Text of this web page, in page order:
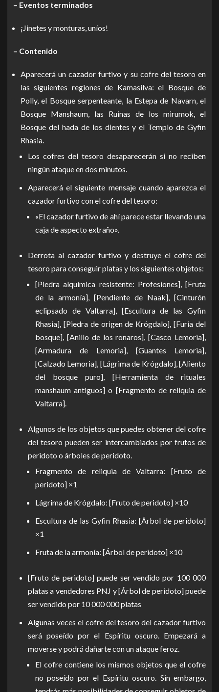
– Eventos terminados
¡Jinetes y monturas, uníos!
– Contenido
Aparecerá un cazador furtivo y su cofre del tesoro en
las siguientes regiones de Kamasilva: el Bosque de
Polly, el Bosque serpenteante, la Estepa de Navarn, el
Bosque Manshaum, las Ruinas de los mirumok, el
Bosque del hada de los dientes y el Templo de Gyfin
Rhasia.
Los cofres del tesoro desaparecerán si no reciben
ningún ataque en dos minutos.
Aparecerá el siguiente mensaje cuando aparezca el
cazador furtivo con el cofre del tesoro:
«El cazador furtivo de ahí parece estar llevando una
caja de aspecto extraño».
Derrota al cazador furtivo y destruye el cofre del
tesoro para conseguir platas y los siguientes objetos:
[Piedra alquímica resistente: Profesiones], [Fruta
de la armonía], [Pendiente de Naak], [Cinturón
eclipsado de Valtarra], [Escultura de las Gyfin
Rhasia], [Piedra de origen de Krógdalo], [Furia del
bosque], [Anillo de los ronaros], [Casco Lemoria],
[Armadura de Lemoria], [Guantes Lemoria],
[Calzado Lemoria], [Lágrima de Krógdalo], [Aliento
del bosque puro], [Herramienta de rituales
manshaum antiguos] o [Fragmento de reliquia de
Valtarra].
Algunos de los objetos que puedes obtener del cofre
del tesoro pueden ser intercambiados por frutos de
peridoto o árboles de peridoto.
Fragmento de reliquia de Valtarra: [Fruto de
peridoto] ×1
Lágrima de Krógdalo: [Fruto de peridoto] ×10
Escultura de las Gyfin Rhasia: [Árbol de peridoto]
×1
Fruta de la armonía: [Árbol de peridoto] ×10
[Fruto de peridoto] puede ser vendido por 100 000
platas a vendedores PNJ y [Árbol de peridoto] puede
ser vendido por 10 000 000 platas
Algunas veces el cofre del tesoro del cazador furtivo
será poseído por el Espíritu oscuro. Empezará a
moverse y podrá dañarte con un ataque feroz.
El cofre contiene los mismos objetos que el cofre
no poseído por el Espíritu oscuro. Sin embargo,